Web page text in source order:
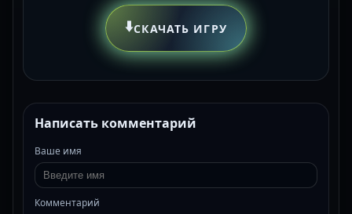
⬇️СКАЧАТЬ ИГРУ
Написать комментарий
Ваше имя
Комментарий